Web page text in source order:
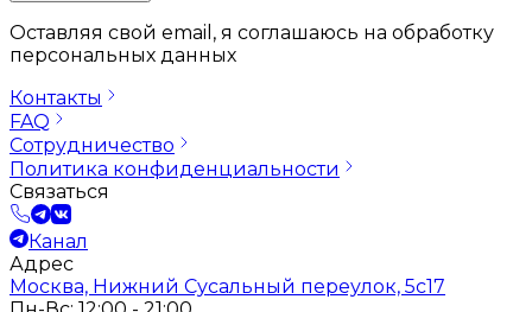
Оставляя свой email, я соглашаюсь на обработку
персональных данных
Контакты
FAQ
Сотрудничество
Политика конфиденциальности
Связаться
Канал
Адрес
Москва, Нижний Сусальный переулок, 5с17